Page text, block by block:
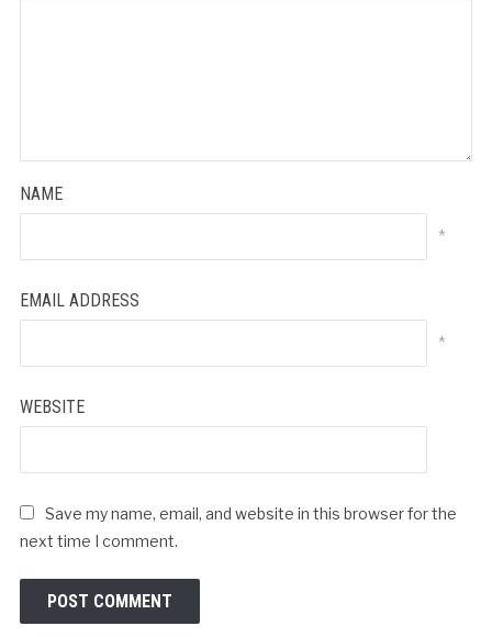
NAME
*
EMAIL ADDRESS
*
WEBSITE
Save my name, email, and website in this browser for the
next time I comment.